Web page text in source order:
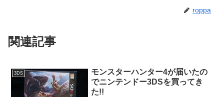
roppa
関連記事
3DS
モンスターハンター4が届いたの
でニンテンドー3DSを買ってき
た!!